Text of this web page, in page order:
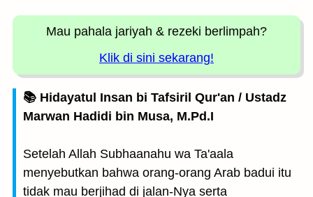
Mau pahala jariyah & rezeki berlimpah?
Klik di sini sekarang!
📚 Hidayatul Insan bi Tafsiril Qur'an / Ustadz
Marwan Hadidi bin Musa, M.Pd.I
Setelah Allah Subhaanahu wa Ta'aala
menyebutkan bahwa orang-orang Arab badui itu
tidak mau berjihad di jalan-Nya serta